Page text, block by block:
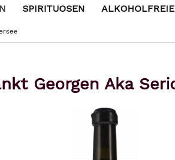
SPIRITUOSEN
Georgen Aka